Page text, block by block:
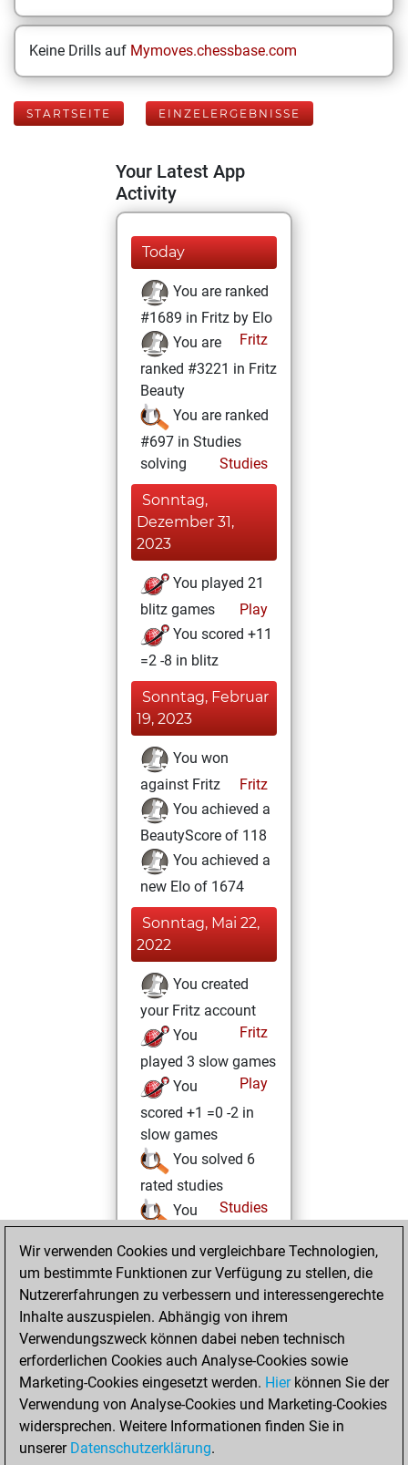
Keine Drills auf Mymoves.chessbase.com
STARTSEITE EINZELERGEBNISSE
Your Latest App
Activity
Today
You are ranked
#1689 in Fritz by Elo
Fritz
You are
ranked #3221 in Fritz
Beauty
You are ranked
#697 in Studies
solving
Studies
Sonntag,
Dezember 31,
2023
You played 21
blitz games
Play
You scored +11
=2 -8 in blitz
Sonntag, Februar
19, 2023
You won
against Fritz
Fritz
You achieved a
BeautyScore of 118
You achieved a
new Elo of 1674
Sonntag, Mai 22,
2022
You created
your Fritz account
Fritz
You
played 3 slow games
Play
You
scored +1 =0 -2 in
slow games
You solved 6
rated studies
Studies
You
286
You created
your Studies account
Freitag, Oktober
6, 2017
You played 9
bullet games
Play
You scored +3
Wir verwenden Cookies und vergleichbare Technologien,
um bestimmte Funktionen zur Verfügung zu stellen, die
Nutzererfahrungen zu verbessern und interessengerechte
Inhalte auszuspielen. Abhängig von ihrem
Verwendungszweck können dabei neben technisch
erforderlichen Cookies auch Analyse-Cookies sowie
Marketing-Cookies eingesetzt werden. Hierkönnen Sie der
Verwendung von Analyse-Cookies und Marketing-Cookies
widersprechen. Weitere Informationen finden Sie in
unserer Datenschutzerklärung.